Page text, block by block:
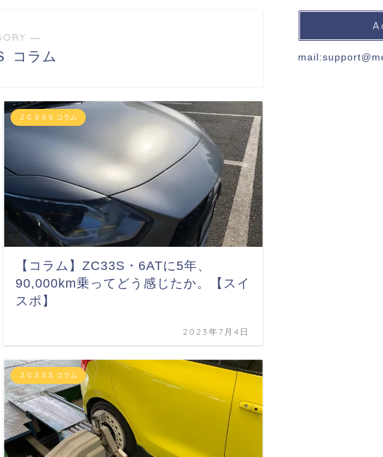
―
コラム
ＺＣ３３Ｓ コラム
【コラム】ZC33S・6ATに5年、
90,000km乗ってどう感じたか。【スイ
スポ】
2023年7月4日
ＺＣ３３Ｓ コラム